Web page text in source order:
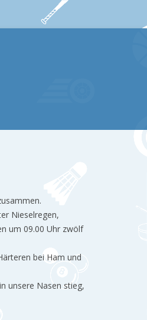
Nieselregen,
um 09.00 Uhr zwölf
bei Ham und
unsere Nasen stieg,